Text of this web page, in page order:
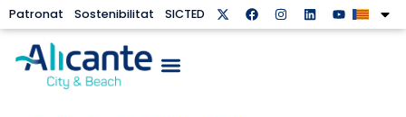
Patronat Sostenibilitat SICTED